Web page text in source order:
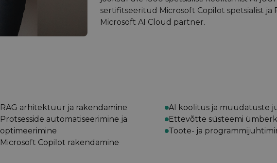
sertifitseeritud Microsoft Copilot spetsialist ja
Microsoft AI Cloud partner.
RAG arhitektuur ja rakendamine
Protsesside automatiseerimine ja
optimeerimine
Microsoft Copilot rakendamine
AI koolitus ja muudatuste
Ettevõtte süsteemi
Toote- ja